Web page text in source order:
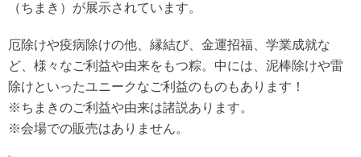
（ちまき）が展示されています。
厄除けや疫病除けの他、縁結び、金運招福、学業成就な
ど、様々なご利益や由来をもつ粽。中には、泥棒除けや雷
除けといったユニークなご利益のものもあります！
※ちまきのご利益や由来は諸説あります。
※会場での販売はありません。